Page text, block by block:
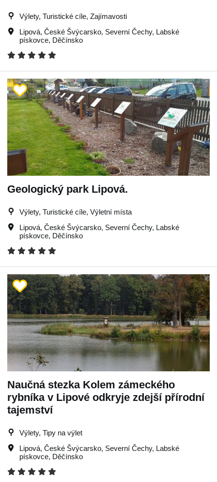
Výlety, Turistické cíle, Zajímavosti
Lipová, České Švýcarsko, Severní Čechy, Labské
pískovce, Děčínsko
Geologický park Lipová.
Výlety, Turistické cíle, Výletní místa
Lipová, České Švýcarsko, Severní Čechy, Labské
pískovce, Děčínsko
Naučná stezka Kolem zámeckého
rybníka v Lipové odkryje zdejší přírodní
tajemství
Výlety, Tipy na výlet
Lipová, České Švýcarsko, Severní Čechy, Labské
pískovce, Děčínsko